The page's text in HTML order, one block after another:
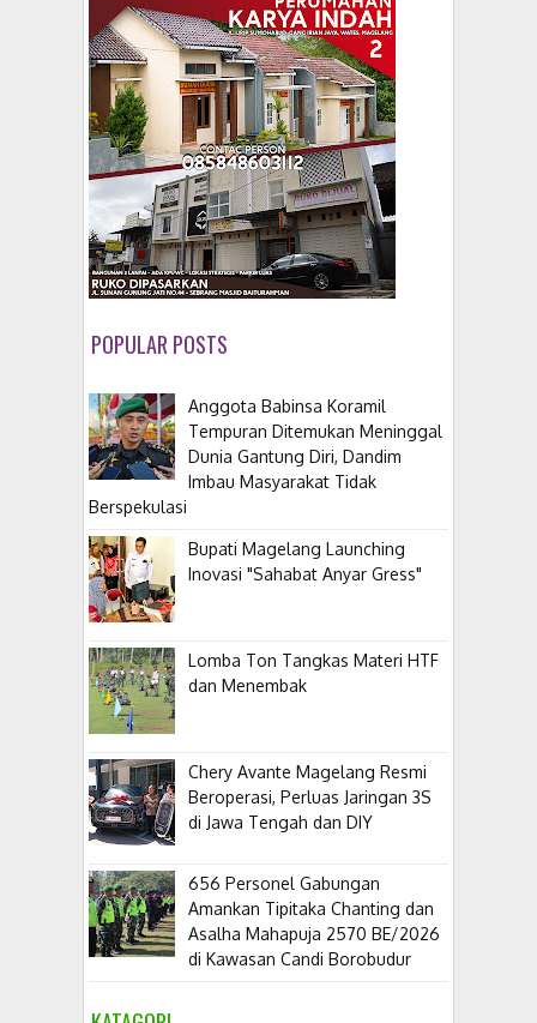
POPULAR POSTS
Anggota Babinsa Koramil
Tempuran Ditemukan Meninggal
Dunia Gantung Diri, Dandim
Imbau Masyarakat Tidak
Berspekulasi
Bupati Magelang Launching
Inovasi "Sahabat Anyar Gress"
Lomba Ton Tangkas Materi HTF
dan Menembak
​Chery Avante Magelang Resmi
Beroperasi, Perluas Jaringan 3S
di Jawa Tengah dan DIY
656 Personel Gabungan
Amankan Tipitaka Chanting dan
Asalha Mahapuja 2570 BE/2026
di Kawasan Candi Borobudur